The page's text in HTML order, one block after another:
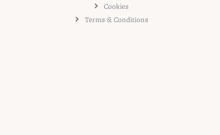
Cookies
Terms & Conditions